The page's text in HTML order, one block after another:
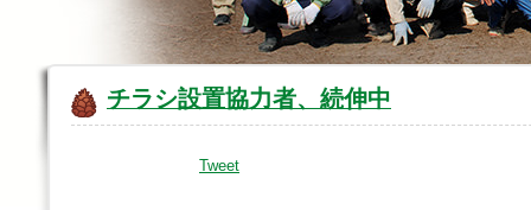
チラシ設置協力者、続伸中
Tweet